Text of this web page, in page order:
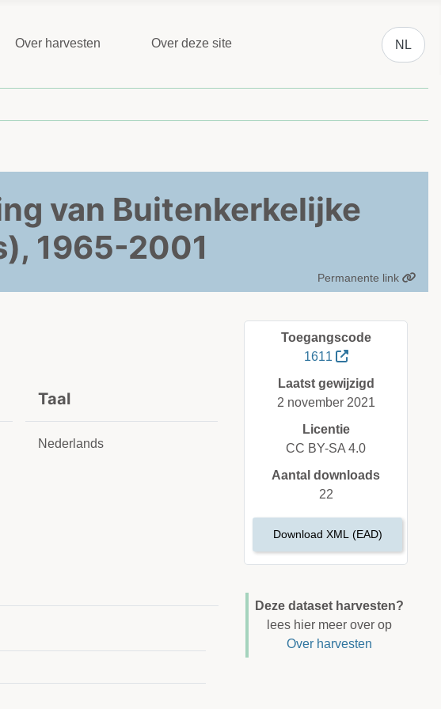
Over harvesten Over deze site
Selecteer
NL
van Buitenkerkelijke
1965-2001
Permanente link
Taal
Nederlands
Toegangscode
1611
Laatst gewijzigd
2 november 2021
Licentie
CC BY-SA 4.0
Aantal downloads
22
Download XML (EAD)
Deze dataset harvesten?
lees hier meer over op
Over harvesten